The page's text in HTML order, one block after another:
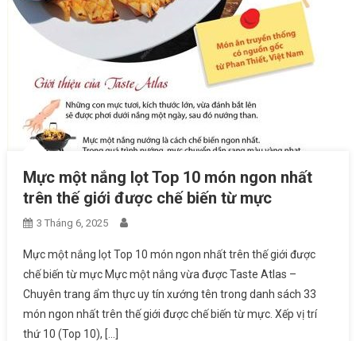
Mực một nắng lọt Top 10 món ngon nhất
trên thế giới được chế biến từ mực
3 Tháng 6, 2025
Mực một nắng lọt Top 10 món ngon nhất trên thế giới được
chế biến từ mực Mực một nắng vừa được Taste Atlas –
Chuyên trang ẩm thực uy tín xướng tên trong danh sách 33
món ngon nhất trên thế giới được chế biến từ mực. Xếp vị trí
thứ 10 (Top 10), […]